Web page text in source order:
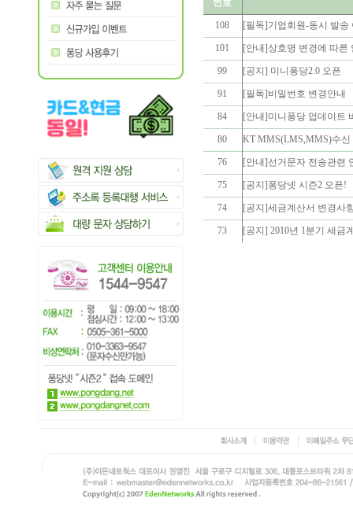
번호
108 [필독]기업회원-동시 발송
101 [안내]상호명 변경에 따른
99 [공지] 미니퐁당2.0 오픈
91 [필독]비밀번호 변경안내
84 [안내]미니퐁당 업데이트
80 KT MMS(LMS,MMS)수신
76 [안내]선거문자 전송관련
75 [공지]퐁당넷 시즌2 오픈!
74 [공지]세금계산서 변경사
73 [공지] 2010년 1분기 세금